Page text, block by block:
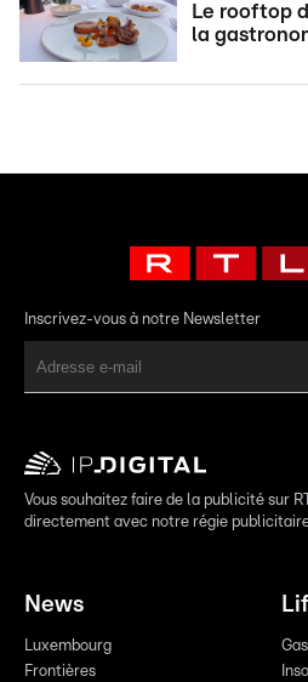
Le rooftop
la
Inscrivez-vous à notre Newsletter
Vous souhaitez faire de la publicité sur
directement avec notre régie
News
Luxembourg
Frontières